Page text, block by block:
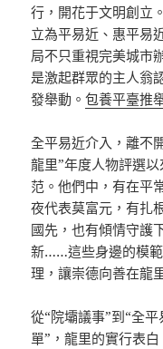
行，開花于文明創立
立為平易近、惠平易
局不只重視完美城市
是激起群眾的主人翁
發舉動。包養平臺推
全平易近介入，離不
龍里”年度人物評選
范。他們中，有在平
夜代表莫富元，有扎
國先，也有傾情守護
新……這些身邊的模
理，讓崇德向善在龍
從“院壩議事”到“全
單”，龍里的實行表